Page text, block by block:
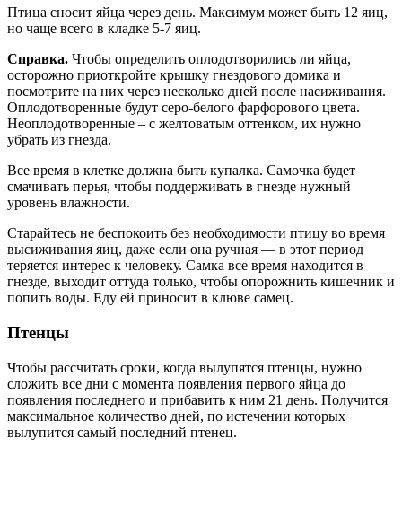
Птица сносит яйца через день. Максимум может быть 12 яиц,
но чаще всего в кладке 5-7 яиц.
Справка. Чтобы определить оплодотворились ли яйца,
осторожно приоткройте крышку гнездового домика и
посмотрите на них через несколько дней после насиживания.
Оплодотворенные будут серо-белого фарфорового цвета.
Неоплодотворенные – с желтоватым оттенком, их нужно
убрать из гнезда.
Все время в клетке должна быть купалка. Самочка будет
смачивать перья, чтобы поддерживать в гнезде нужный
уровень влажности.
Старайтесь не беспокоить без необходимости птицу во время
высиживания яиц, даже если она ручная — в этот период
теряется интерес к человеку. Самка все время находится в
гнезде, выходит оттуда только, чтобы опорожнить кишечник и
попить воды. Еду ей приносит в клюве самец.
Птенцы
Чтобы рассчитать сроки, когда вылупятся птенцы, нужно
сложить все дни с момента появления первого яйца до
появления последнего и прибавить к ним 21 день. Получится
максимальное количество дней, по истечении которых
вылупится самый последний птенец.